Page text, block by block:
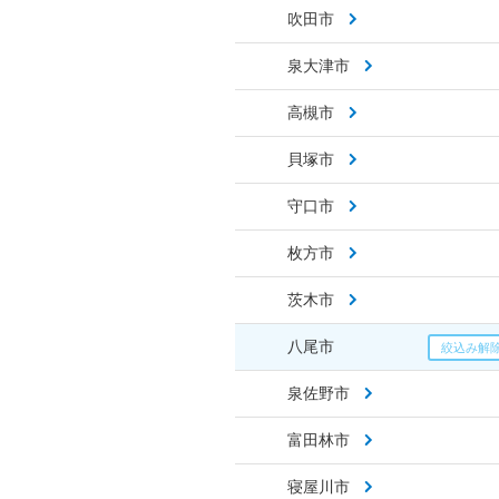
吹田市
泉大津市
高槻市
貝塚市
守口市
枚方市
茨木市
八尾市
泉佐野市
富田林市
寝屋川市